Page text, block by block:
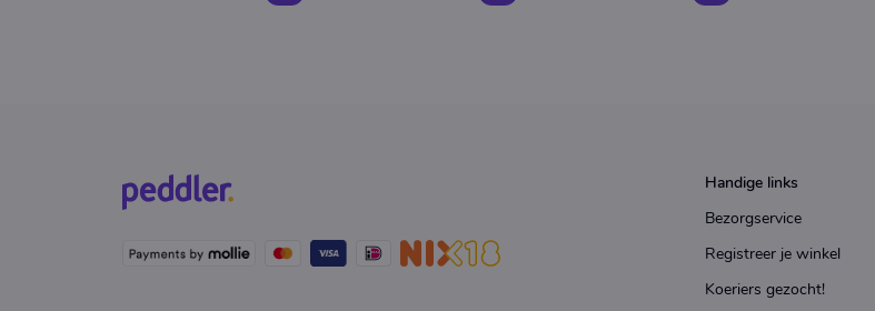
Handige links
Bezorgservice
Registreer je winkel
Koeriers gezocht!